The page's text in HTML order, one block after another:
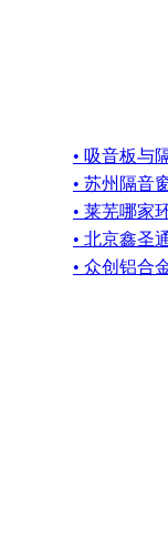
• 吸音板与
• 苏州隔音
• 莱芜哪家
• 北京鑫圣
• 众创铝合